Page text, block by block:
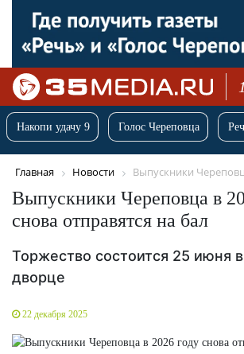
Накопи удачу 9 Голос Череповца
Главная Новости Выпускники
Выпускники Череповца в
снова отправятся на бал
Торжество состоится 25 июня
дворце
22 декабря 2025